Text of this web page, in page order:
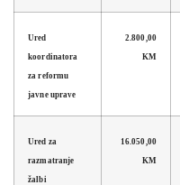
Ured
koordinatora
za reformu
javne uprave
2.800,00
KM
Ured za
razmatranje
žalbi
16.050,00
KM